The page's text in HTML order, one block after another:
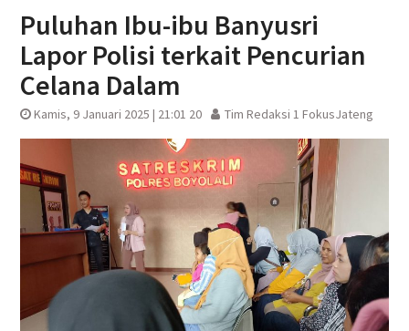
Puluhan Ibu-ibu Banyusri
Lapor Polisi terkait Pencurian
Celana Dalam
Kamis, 9 Januari 2025 | 21:01 20 Tim Redaksi 1 FokusJateng